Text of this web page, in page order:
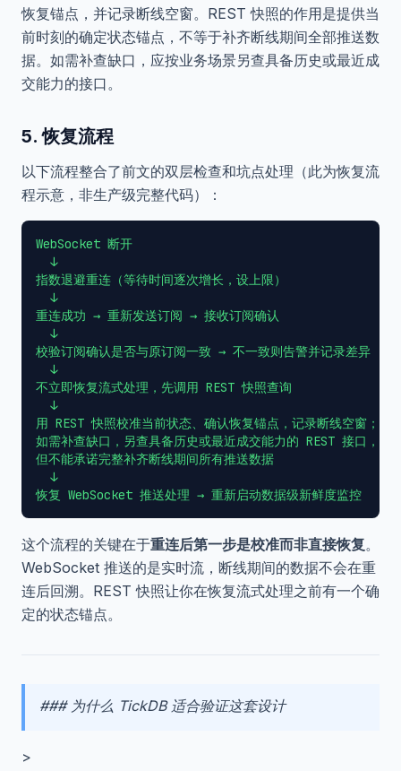
恢复锚点，并记录断线空窗。REST 快照的作用是提供当
前时刻的确定状态锚点，不等于补齐断线期间全部推送数
据。如需补查缺口，应按业务场景另查具备历史或最近成
交能力的接口。
5. 恢复流程
以下流程整合了前文的双层检查和坑点处理（此为恢复流
程示意，非生产级完整代码）：
WebSocket 断开
  ↓
指数退避重连（等待时间逐次增长，设上限）
  ↓
重连成功 → 重新发送订阅 → 接收订阅确认
  ↓
校验订阅确认是否与原订阅一致 → 不一致则告警并记录差异
  ↓
不立即恢复流式处理，先调用 REST 快照查询
  ↓
用 REST 快照校准当前状态、确认恢复锚点，记录断线空窗；
如需补查缺口，另查具备历史或最近成交能力的 REST 接口，
但不能承诺完整补齐断线期间所有推送数据
  ↓
这个流程的关键在于重连后第一步是校准而非直接恢复。
WebSocket 推送的是实时流，断线期间的数据不会在重
连后回溯。REST 快照让你在恢复流式处理之前有一个确
定的状态锚点。
### 为什么 TickDB 适合验证这套设计
>